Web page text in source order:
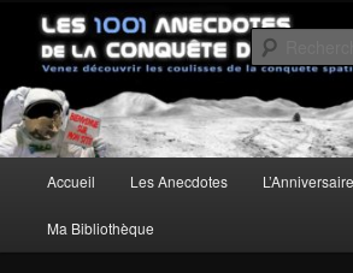
contenu
principalLes anecdotes de la
l'Espace
Un site pour découvrir les coulisses de la
principal
Accueil Les Anecdotes
Ma Bibliothèque